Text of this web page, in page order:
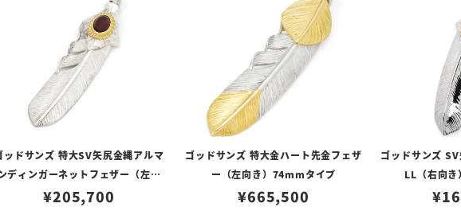
ッドサンズ 特大SV矢尻金縄アルマ
ディンガーネットフェザー（左向
き）74mmタイプ
¥205,700
ゴッドサンズ 特大金ハート先金フェザ
ー（左向き）74mmタイプ
¥665,500
ゴッドサンズ
LL（右向
¥